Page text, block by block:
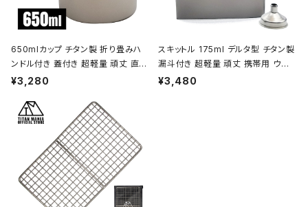
650mlカップ チタン製 折り畳みハ
ンドル付き 蓋付き 超軽量 頑丈 直火
OK シングルマグカップ クッカー ソ
トドア キャンプ用品 収納袋付き
¥3,280
スキットル 175ml デルタ型 チタン製
漏斗付き 超軽量 頑丈 携帯用 ウイ
スキー ボトル ヒップフラスコ 水筒 ソ
¥3,480